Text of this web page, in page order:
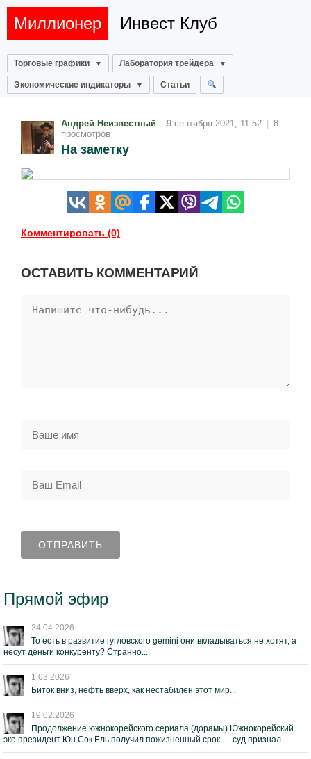
Миллионер Инвест Клуб
Торговые графики Лаборатория трейдера
Экономические индикаторы Статьи
Андрей Неизвестный 9 сентября 2021, 11:52
8
просмотров
На заметку
Комментировать (0)
ОСТАВИТЬ КОММЕНТАРИЙ
Прямой эфир
24.04.2026
То есть в развитие гугловского gemini они вкладываться не хотят, а
несут деньги конкуренту? Странно...
1.03.2026
Биток вниз, нефть вверх, как нестабилен этот мир...
19.02.2026
Продолжение южнокорейского сериала (дорамы) Южнокорейский
экс-президент Юн Сок Ёль получил пожизненный срок — суд признал...